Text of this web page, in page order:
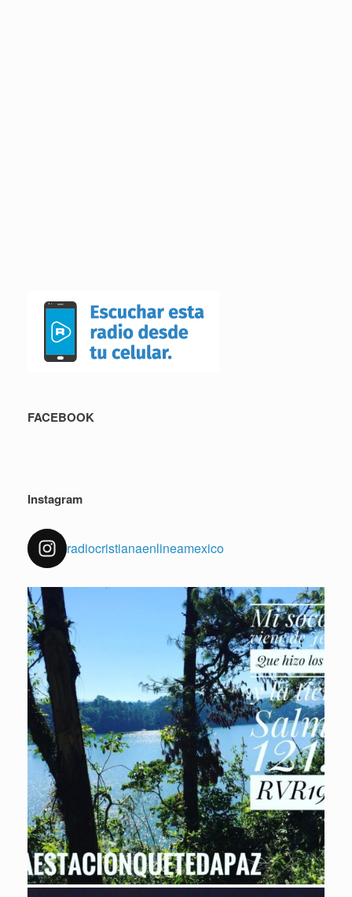
FACEBOOK
Instagram
radiocristianaenlineamexico